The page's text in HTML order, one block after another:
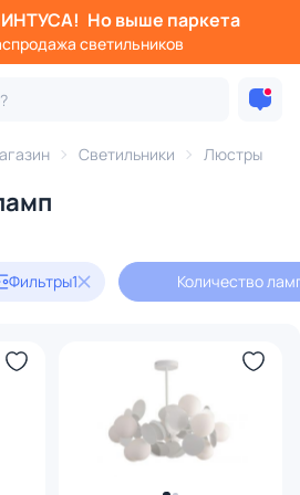
Но выше паркета
светильников
Светильники Люстры
Фильтры1 Количество
Фильтры
56